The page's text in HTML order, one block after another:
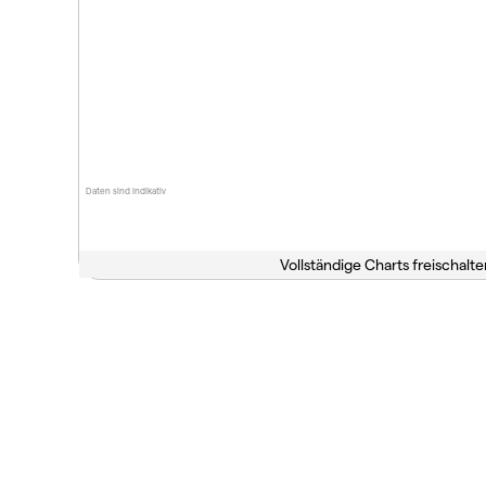
Daten sind indikativ
Vollständige Charts